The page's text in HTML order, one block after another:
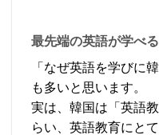
最先端の英語が学べる
「なぜ英語を学びに
も多いと思います。
実は、韓国は「英語
らい、英語教育にと